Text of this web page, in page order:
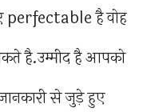
है वोह
है.उम्मीद है आपको
से जुड़े हुए